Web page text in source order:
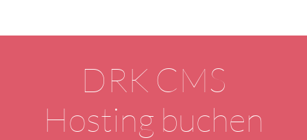
DRK CMS
Hosting buchen